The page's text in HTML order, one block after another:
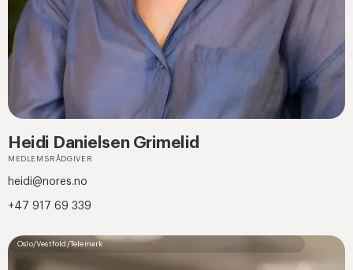
Heidi Danielsen Grimelid
MEDLEMSRÅDGIVER
heidi@nores.no
+47 917 69 339
Oslo/Vestfold/Telemark